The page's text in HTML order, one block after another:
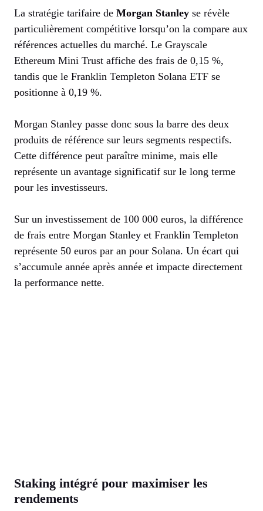
La stratégie tarifaire de Morgan Stanley se révèle
particulièrement compétitive lorsqu’on la compare aux
références actuelles du marché. Le Grayscale
Ethereum Mini Trust affiche des frais de 0,15 %,
tandis que le Franklin Templeton Solana ETF se
positionne à 0,19 %.
Morgan Stanley passe donc sous la barre des deux
produits de référence sur leurs segments respectifs.
Cette différence peut paraître minime, mais elle
représente un avantage significatif sur le long terme
pour les investisseurs.
Sur un investissement de 100 000 euros, la différence
de frais entre Morgan Stanley et Franklin Templeton
représente 50 euros par an pour Solana. Un écart qui
s’accumule année après année et impacte directement
la performance nette.
Staking intégré pour maximiser les
rendements